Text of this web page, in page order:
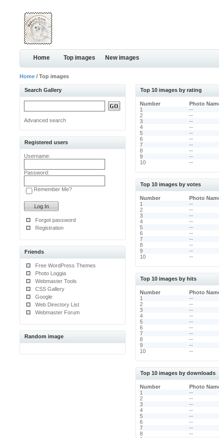
Home Top images New images
Home / Top images
Search Gallery
Advanced search
Registered users
Username:
Password:
Remember Me?
Forgot password
Registration
Friends
Free WordPress Themes
Photo Loggia
Webmaster Tools
CSS Gallery
Google
Web Directory List
Webmaster Forum
Random image
Top 10 images by rating
Number Photo
1
--
2
--
3
--
4
--
5
--
6
--
7
--
8
--
9
--
10
--
Top 10 images by votes
Number Photo
1
--
2
--
3
--
4
--
5
--
6
--
7
--
8
--
9
--
10
--
Top 10 images by hits
Number Photo
1
--
2
--
3
--
4
--
5
--
6
--
7
--
8
--
9
--
10
--
Top 10 images by downloads
Number Photo
1
--
2
--
3
--
4
--
5
--
6
--
7
--
8
--